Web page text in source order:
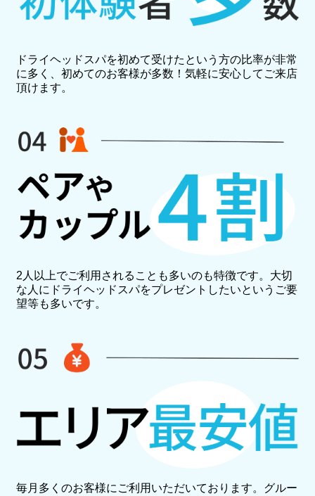
ドライヘッドスパを初めて受けたという方の比率が非常
に多く、初めてのお客様が多数！気軽に安心してご来店
頂けます。
2人以上でご利用されることも多いのも特徴です。大切
な人にドライヘッドスパをプレゼントしたいというご要
望等も多いです。
毎月多くのお客様にご利用いただいております。グルー